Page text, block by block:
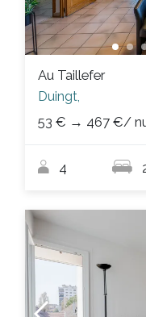
Au Taillefer
Duingt,
53 € → 467 €/
4